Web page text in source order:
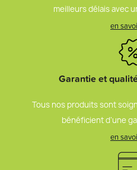
meilleurs délais avec
en
Garantie et
Tous nos produits sont
bénéficient d’une
en